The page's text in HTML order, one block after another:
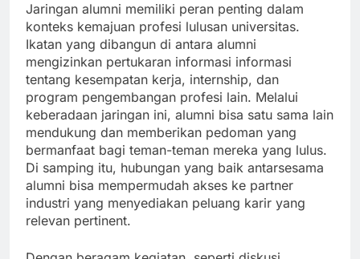
Jaringan alumni memiliki peran penting dalam
konteks kemajuan profesi lulusan universitas.
Ikatan yang dibangun di antara alumni
mengizinkan pertukaran informasi informasi
tentang kesempatan kerja, internship, dan
program pengembangan profesi lain. Melalui
keberadaan jaringan ini, alumni bisa satu sama lain
mendukung dan memberikan pedoman yang
bermanfaat bagi teman-teman mereka yang lulus.
Di samping itu, hubungan yang baik antarsesama
alumni bisa mempermudah akses ke partner
industri yang menyediakan peluang karir yang
relevan pertinent.